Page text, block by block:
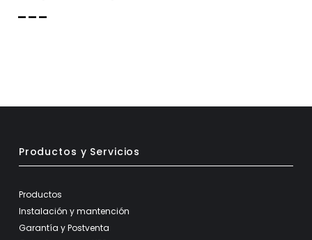
---
Productos y Servicios
Productos
Instalación y mantención
Garantía y Postventa